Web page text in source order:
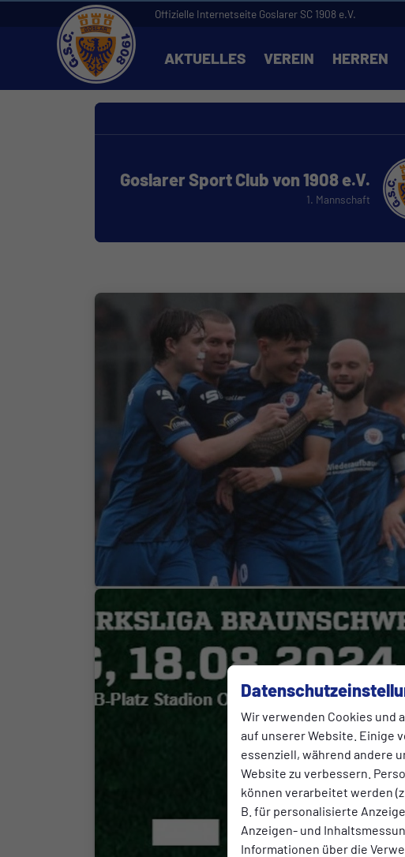
Wir verwenden Cookies und
auf unserer Website. Einige
essenziell, während andere
Website zu verbessern.
können verarbeitet werden
B. für personalisierte
Anzeigen- und
Informationen über die
Offizielle Internetseite Goslarer SC 1908 e.V.
AKTUELLES VEREIN HERREN
Goslarer Sport Club von 1908 e.V.
1. Mannschaft